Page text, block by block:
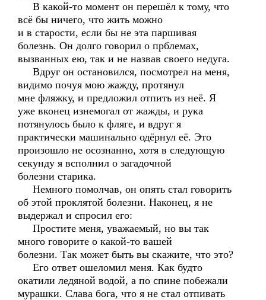
В какой-то момент он перешёл к тому, что
всё бы ничего, что жить можно
и в старости, если бы не эта паршивая
болезнь. Он долго говорил о прблемах,
вызванных ею, так и не назвав своего недуга.
Вдруг он остановился, посмотрел на меня,
видимо почуя мою жажду, протянул
мне фляжку, и предложил отпить из неё. Я
уже вконец изнемогал от жажды, и рука
потянулось было к фляге, и вдруг я
практически машинально одёрнул её. Это
произошло не осознанно, хотя в следующую
секунду я всполнил о загадочной
болезни старика.
Немного помолчав, он опять стал говорить
об этой проклятой болезни. Наконец, я не
выдержал и спросил его:
Простите меня, уважаемый, но вы так
много говорите о какой-то вашей
болезни. Так может быть вы скажите, что это?
Его ответ ошеломил меня. Как будто
окатили ледяной водой, а по спине побежали
мурашки. Слава бога, что я не стал отпивать